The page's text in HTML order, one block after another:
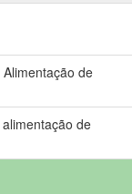
de
de